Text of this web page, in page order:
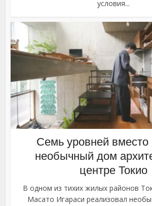
условия...
Семь уровней вместо
необычный дом
центре Токио
В одном из тихих жилых районов
Масато Игараси реализовал